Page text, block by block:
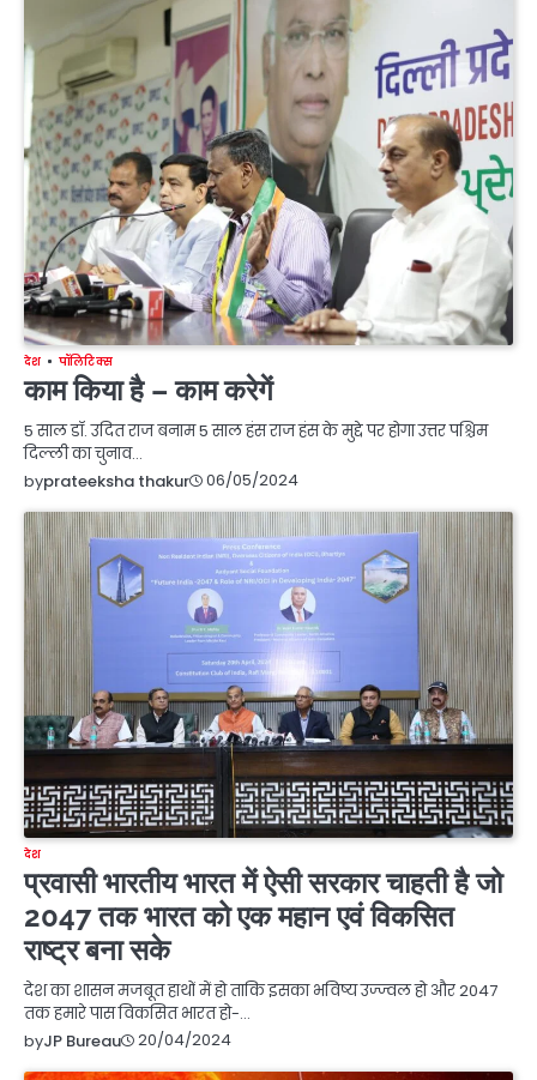
देश पॉलिटिक्स
काम किया है – काम करेगें
5 साल डॉ. उदित राज बनाम 5 साल हंस राज हंस के मुद्दे पर होगा उत्तर पश्चिम
दिल्ली का चुनाव…
byprateeksha thakur 06/05/2024
देश
प्रवासी भारतीय भारत में ऐसी सरकार चाहती है जो
2047 तक भारत को एक महान एवं विकसित
राष्ट्र बना सके
देश का शासन मजबूत हाथों में हो ताकि इसका भविष्य उज्ज्वल हो और 2047
तक हमारे पास विकसित भारत हो-…
byJP Bureau 20/04/2024